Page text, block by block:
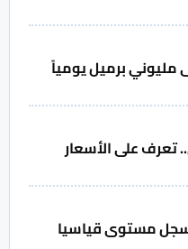
مليوني برميل يومياً
تعرف على الأسعار
مستوى قياسيا